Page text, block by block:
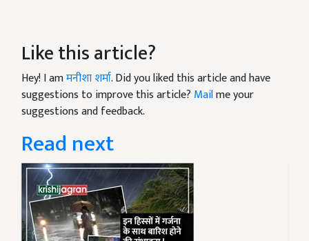
Like this article?
Hey! I amमनीशा शर्मा. Did you liked this article and have
suggestions to improve this article? Mailme your
suggestions and feedback.
Read next